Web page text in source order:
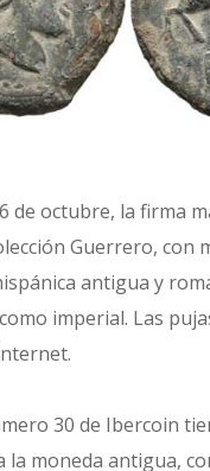
de octubre, la firma
Guerrero, con
antigua y
imperial. Las
30 de Ibercoin
moneda antigua,